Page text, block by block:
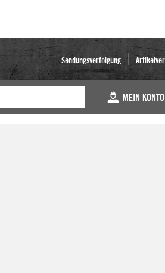
Sendungsverfolgung
MEIN KONTO